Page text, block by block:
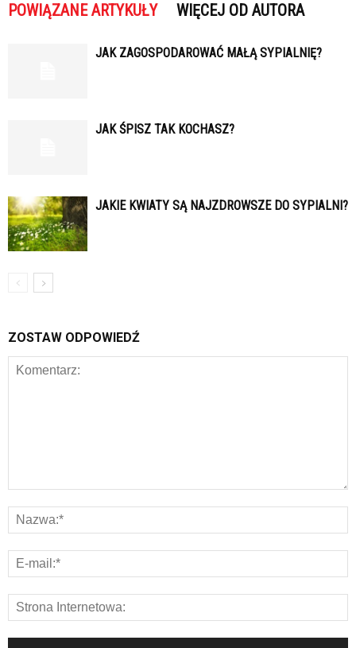
POWIĄZANE ARTYKUŁY WIĘCEJ OD AUTORA
JAK ZAGOSPODAROWAĆ MAŁĄ SYPIALNIĘ?
JAK ŚPISZ TAK KOCHASZ?
JAKIE KWIATY SĄ NAJZDROWSZE DO SYPIALNI?
ZOSTAW ODPOWIEDŹ